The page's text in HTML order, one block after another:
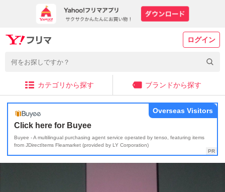
ログイン
カテゴリから探す ブランドから探す
Click here for Buyee
Buyee - A multilingual purchasing agent service operated by tenso, featuring items
from JDirectItems Fleamarket (provided by LY Corporation)
Overseas Visitors